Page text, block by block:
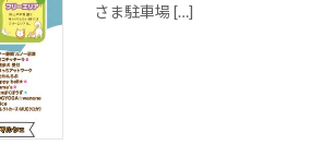
さま駐車場 […]